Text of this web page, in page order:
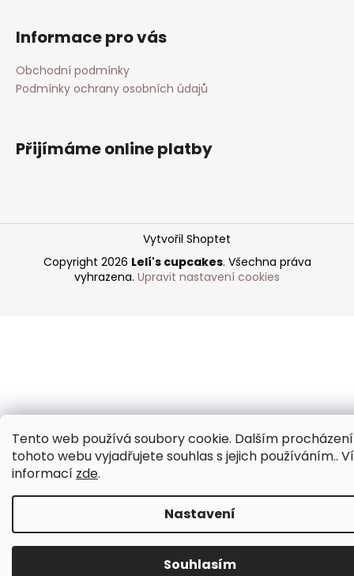
Tento web používá soubory cookie. Dalším
tohoto webu vyjadřujete souhlas s jejich používáním..
informací zde.
Nastavení
Souhlasím
Informace pro vás
Obchodní podmínky
Podmínky ochrany osobních údajů
Přijímáme online platby
Vytvořil Shoptet
Copyright 2026 Lelí's cupcakes. Všechna práva
vyhrazena. Upravit nastavení cookies